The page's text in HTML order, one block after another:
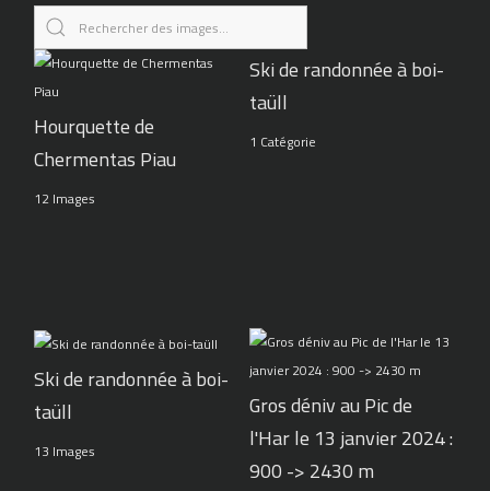
Hourquette de
Chermentas Piau
12 Images
Ski de randonnée à boi-
taüll
1 Catégorie
Ski de randonnée à boi-
taüll
13 Images
Gros déniv au Pic de
l'Har le 13 janvier 2024 :
900 -> 2430 m